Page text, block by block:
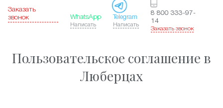
Заказать
звонок
WhatsApp
Написать
Telegram
Написать
8 800 333-97-
14
Заказать звонок
Пользовательское соглашение в
Люберцах